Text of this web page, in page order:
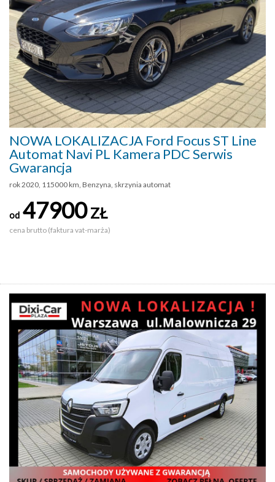
NOWA LOKALIZACJA Ford Focus ST Line
Automat Navi PL Kamera PDC Serwis
Gwarancja
rok 2020, 115000 km, Benzyna, skrzynia automat
od 47900ZŁ
cena brutto (faktura vat-marża)